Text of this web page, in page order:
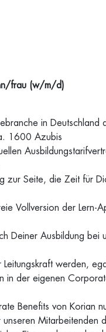
frau (w/m/d)
in Deutschland
1600 Azubis
zur Seite, die Zeit für
Vollversion der Lern-
Deiner Ausbildung bei
werden,
in der eigenen
Benefits von Korian
Mitarbeitenden